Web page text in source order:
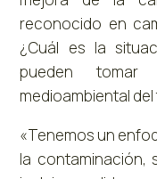
reconocido en
¿Cuál es la
pueden
medioambiental
«Tenemos un
la contaminación,